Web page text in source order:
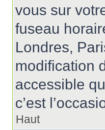
vous sur
fuseau
Londres,
modification
accessible
c’est
Haut